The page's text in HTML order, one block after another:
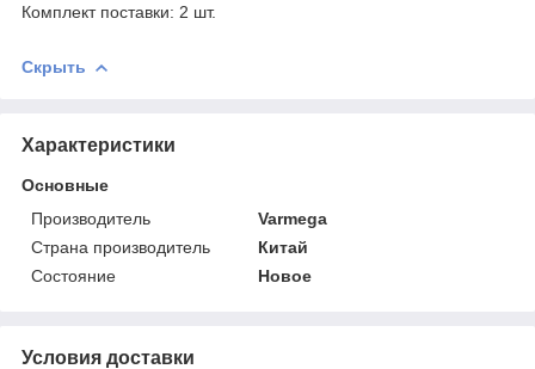
Комплект поставки: 2 шт.
Скрыть
Характеристики
Основные
Производитель
Varmega
Страна производитель
Китай
Состояние
Новое
Условия доставки